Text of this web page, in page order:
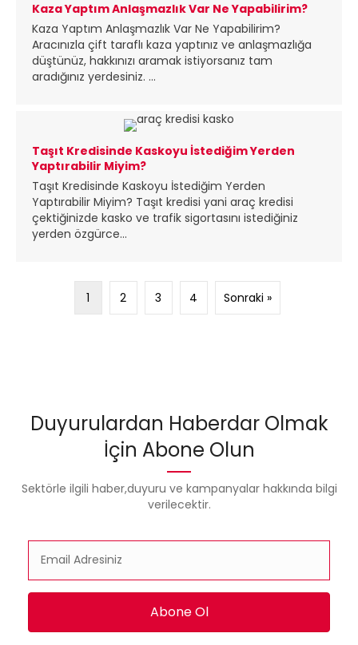
Kaza Yaptım Anlaşmazlık Var Ne Yapabilirim?
Kaza Yaptım Anlaşmazlık Var Ne Yapabilirim?
Aracınızla çift taraflı kaza yaptınız ve anlaşmazlığa
düştünüz, hakkınızı aramak istiyorsanız tam
aradığınız yerdesiniz. ...
Taşıt Kredisinde Kaskoyu İstediğim Yerden
Yaptırabilir Miyim?
Taşıt Kredisinde Kaskoyu İstediğim Yerden
Yaptırabilir Miyim? Taşıt kredisi yani araç kredisi
çektiğinizde kasko ve trafik sigortasını istediğiniz
yerden özgürce...
1 2 3 4 Sonraki »
Duyurulardan Haberdar Olmak
İçin Abone Olun
Sektörle ilgili haber,duyuru ve kampanyalar hakkında bilgi
verilecektir.
Abone Ol